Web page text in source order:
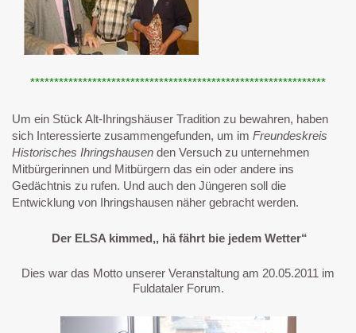
**************************************************************
Um ein Stück Alt-Ihringshäuser Tradition zu bewahren, haben
sich Interessierte zusammengefunden, um im Freundeskreis
Historisches Ihringshausen den Versuch zu unternehmen
Mitbürgerinnen und Mitbürgern das ein oder andere ins
Gedächtnis zu rufen. Und auch den Jüngeren soll die
Entwicklung von Ihringshausen näher gebracht werden.
Der ELSA kimmed,, hä fährt bie jedem Wetter“
Dies war das Motto unserer Veranstaltung am 20.05.2011 im
Fuldataler Forum.